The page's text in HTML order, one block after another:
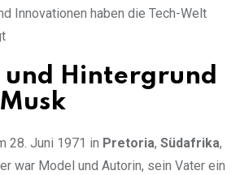
Innovationen haben die Tech-Welt
Hintergrund
28. Juni 1971 in Pretoria, Südafrika,
war Model und Autorin, sein Vater ein